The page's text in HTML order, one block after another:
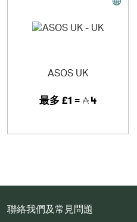
ASOS UK
最多 £1 = 4
聯絡我們及常見問題